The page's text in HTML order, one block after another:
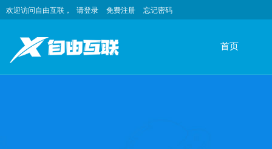
欢迎访问自由互联， 请登录 免费注册 忘记密码
首页